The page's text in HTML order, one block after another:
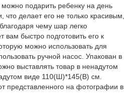
можно подарить ребенку на день
делает его не только красивым,
чему шар легко
быстро подготовить его к
можно использовать для
ручной насос. Упакован в
выставлять товар в ненадутом
виде 110(Ш)*145(В) см.
представленного на фотографии в